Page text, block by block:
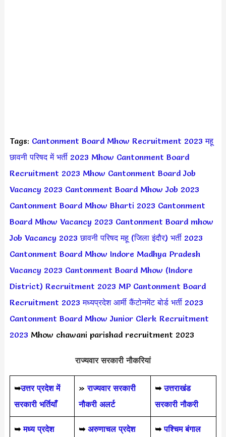
Tags: Cantonment Board Mhow Recruitment 2023 महू
छावनी परिषद में भर्ती 2023 Mhow Cantonment Board
Recruitment 2023 Mhow Cantonment Board Job
Vacancy 2023 Cantonment Board Mhow Job 2023
Cantonment Board Mhow Bharti 2023 Cantonment
Board Mhow Vacancy 2023 Cantonment Board mhow
Job Vacancy 2023 छावनी परिषद महू (जिला इंदौर) भर्ती 2023
Cantonment Board Mhow Indore Madhya Pradesh
Vacancy 2023 Cantonment Board Mhow (Indore
District) Recruitment 2023 MP Cantonment Board
Recruitment 2023 मध्यप्रदेश आर्मी कैंटोनमेंट बोर्ड भर्ती 2023
Cantonment Board Mhow Junior Clerk Recruitment
2023 Mhow chawani parishad recruitment 2023
राज्यवार सरकारी नौकरियां
➥उत्तर प्रदेश में
सरकारी भर्तियाँ
»राज्यवार सरकारी
नौकरी अलर्ट
➥ उत्तराखंड
सरकारी नौकरी
➥ मध्य प्रदेश ➥ अरुणाचल प्रदेश ➥ पश्चिम बंगाल